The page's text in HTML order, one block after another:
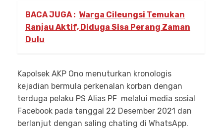
BACA JUGA : Warga Cileungsi Temukan
Ranjau Aktif, Diduga Sisa Perang Zaman
Dulu
Kapolsek AKP Ono menuturkan kronologis
kejadian bermula perkenalan korban dengan
terduga pelaku PS Alias PF melalui media sosial
Facebook pada tanggal 22 Desember 2021 dan
berlanjut dengan saling chating di WhatsApp.